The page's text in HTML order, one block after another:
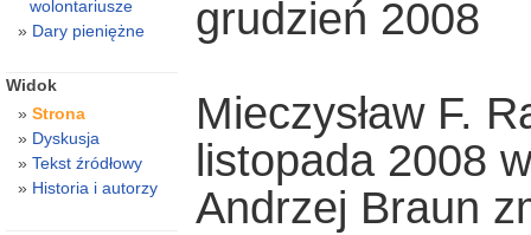
grudzień 2008
Mieczysław F.
listopada 2008
Andrzej Braun
wolontariusze
Dary pieniężne
Widok
Strona
Dyskusja
Tekst źródłowy
Historia i autorzy